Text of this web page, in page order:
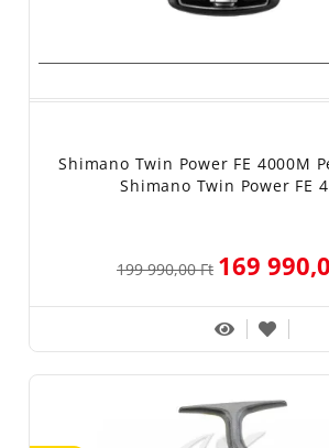
Shimano Twin Power FE 4000M
Shimano Twin Power FE
199 990,00 Ft 169